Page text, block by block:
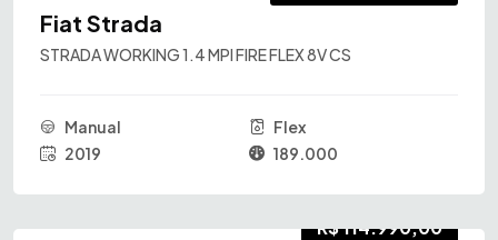
Fiat Strada
STRADA WORKING 1.4 MPI FIRE FLEX 8V CS
Manual
Flex
2019
189.000
R$ 114.990,00